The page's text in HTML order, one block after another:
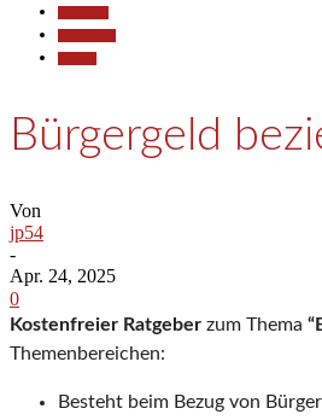
Bürgergeld
Von
jp54
-
Apr. 24, 2025
0
Kostenfreier Ratgeber zum Thema
Themenbereichen:
Besteht beim Bezug von